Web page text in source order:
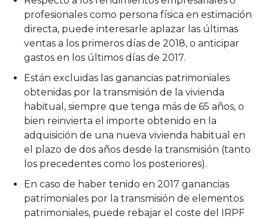
profesionales como persona física en estimación
directa, puede interesarle aplazar las últimas
ventas a los primeros días de 2018, o anticipar
gastos en los últimos días de 2017.
Están excluidas las ganancias patrimoniales
obtenidas por la transmisión de la vivienda
habitual, siempre que tenga más de 65 años, o
bien reinvierta el importe obtenido en la
adquisición de una nueva vivienda habitual en
el plazo de dos años desde la transmisión (tanto
los precedentes como los posteriores).
En caso de haber tenido en 2017 ganancias
patrimoniales por la transmisión de elementos
patrimoniales, puede rebajar el coste del IRPF